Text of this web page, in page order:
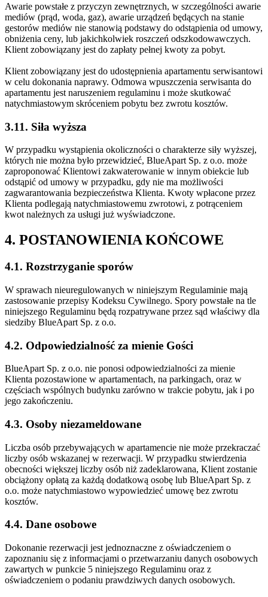
Awarie powstałe z przyczyn zewnętrznych, w szczególności awarie
mediów (prąd, woda, gaz), awarie urządzeń będących na stanie
gestorów mediów nie stanowią podstawy do odstąpienia od umowy,
obniżenia ceny, lub jakichkolwiek roszczeń odszkodowawczych.
Klient zobowiązany jest do zapłaty pełnej kwoty za pobyt.
Klient zobowiązany jest do udostępnienia apartamentu serwisantowi
w celu dokonania naprawy. Odmowa wpuszczenia serwisanta do
apartamentu jest naruszeniem regulaminu i może skutkować
natychmiastowym skróceniem pobytu bez zwrotu kosztów.
3.11. Siła wyższa
W przypadku wystąpienia okoliczności o charakterze siły wyższej,
których nie można było przewidzieć, BlueApart Sp. z o.o. może
zaproponować Klientowi zakwaterowanie w innym obiekcie lub
odstąpić od umowy w przypadku, gdy nie ma możliwości
zagwarantowania bezpieczeństwa Klienta. Kwoty wpłacone przez
Klienta podlegają natychmiastowemu zwrotowi, z potrąceniem
kwot należnych za usługi już wyświadczone.
4. POSTANOWIENIA KOŃCOWE
4.1. Rozstrzyganie sporów
W sprawach nieuregulowanych w niniejszym Regulaminie mają
zastosowanie przepisy Kodeksu Cywilnego. Spory powstałe na tle
niniejszego Regulaminu będą rozpatrywane przez sąd właściwy dla
siedziby BlueApart Sp. z o.o.
4.2. Odpowiedzialność za mienie Gości
BlueApart Sp. z o.o. nie ponosi odpowiedzialności za mienie
Klienta pozostawione w apartamentach, na parkingach, oraz w
częściach wspólnych budynku zarówno w trakcie pobytu, jak i po
jego zakończeniu.
4.3. Osoby niezameldowane
Liczba osób przebywających w apartamencie nie może przekraczać
liczby osób wskazanej w rezerwacji. W przypadku stwierdzenia
obecności większej liczby osób niż zadeklarowana, Klient zostanie
obciążony opłatą za każdą dodatkową osobę lub BlueApart Sp. z
o.o. może natychmiastowo wypowiedzieć umowę bez zwrotu
kosztów.
4.4. Dane osobowe
Dokonanie rezerwacji jest jednoznaczne z oświadczeniem o
zapoznaniu się z informacjami o przetwarzaniu danych osobowych
zawartych w punkcie 5 niniejszego Regulaminu oraz z
oświadczeniem o podaniu prawdziwych danych osobowych.